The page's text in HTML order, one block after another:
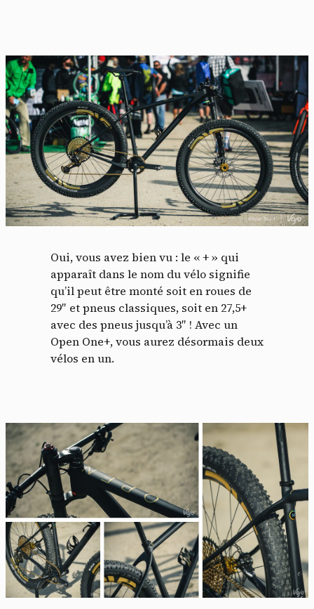
Oui, vous avez bien vu : le « + » qui
apparaît dans le nom du vélo signifie
qu’il peut être monté soit en roues de
29″ et pneus classiques, soit en 27,5+
avec des pneus jusqu’à 3″ ! Avec un
Open One+, vous aurez désormais deux
vélos en un.